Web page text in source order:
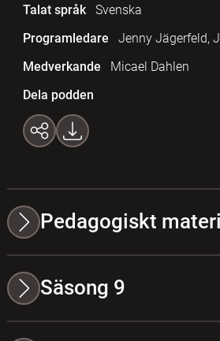
Talat språk
Svenska
Programledare
Jenny Jägerfeld,
Medverkande
Micael Dahlen
Dela podden
Pedagogiskt
Säsong 9